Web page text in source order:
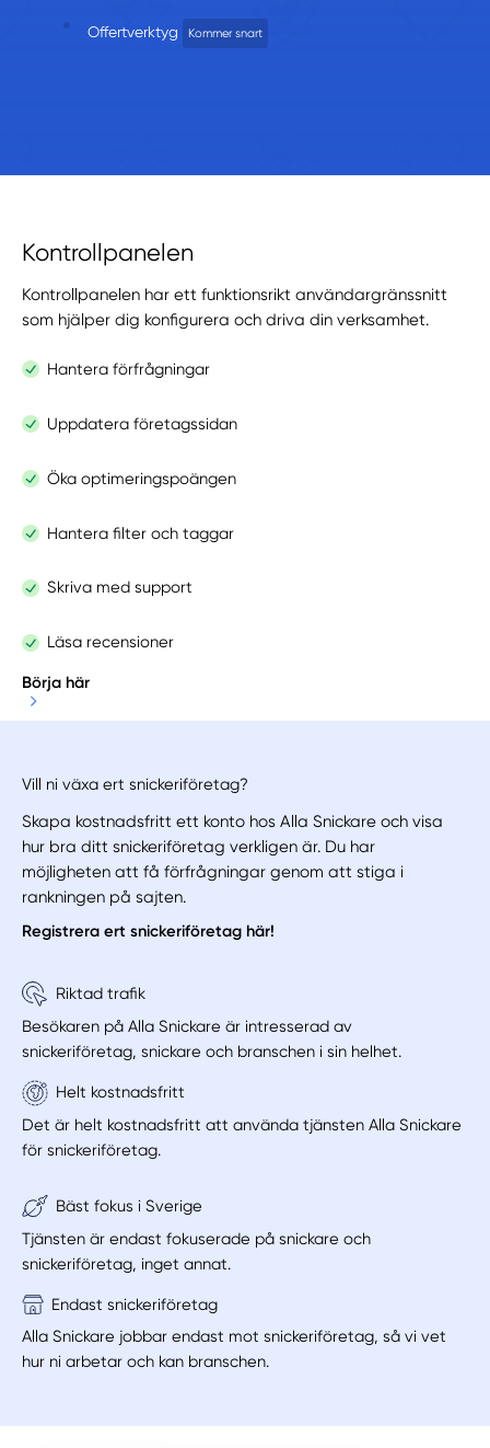
Offertverktyg Kommer snart
Kontrollpanelen
Kontrollpanelen har ett funktionsrikt användargränssnitt
som hjälper dig konfigurera och driva din verksamhet.
Hantera förfrågningar
Uppdatera företagssidan
Öka optimeringspoängen
Hantera filter och taggar
Skriva med support
Läsa recensioner
Börja här
Vill ni växa ert snickeriföretag?
Skapa kostnadsfritt ett konto hos Alla Snickare och visa
hur bra ditt snickeriföretag verkligen är. Du har
möjligheten att få förfrågningar genom att stiga i
rankningen på sajten.
Registrera ert snickeriföretag här!
Riktad trafik
Besökaren på Alla Snickare är intresserad av
snickeriföretag, snickare och branschen i sin helhet.
Helt kostnadsfritt
Det är helt kostnadsfritt att använda tjänsten Alla Snickare
för snickeriföretag.
Bäst fokus i Sverige
Tjänsten är endast fokuserade på snickare och
snickeriföretag, inget annat.
Endast snickeriföretag
Alla Snickare jobbar endast mot snickeriföretag, så vi vet
hur ni arbetar och kan branschen.